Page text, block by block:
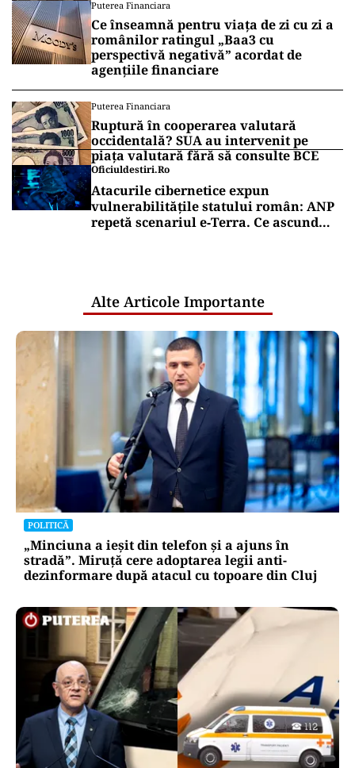
Puterea Financiara
Ce înseamnă pentru viața de zi cu zi a
românilor ratingul „Baa3 cu
perspectivă negativă” acordat de
agențiile financiare
Puterea Financiara
Ruptură în cooperarea valutară
occidentală? SUA au intervenit pe
piața valutară fără să consulte BCE
Oficiuldestiri.ro
Atacurile cibernetice expun
vulnerabilitățile statului român: ANP
repetă scenariul e‑Terra. Ce ascund
Alte Articole Importante
POLITICĂ
„Minciuna a ieșit din telefon și a ajuns în
stradă”. Miruță cere adoptarea legii anti-
dezinformare după atacul cu topoare din Cluj